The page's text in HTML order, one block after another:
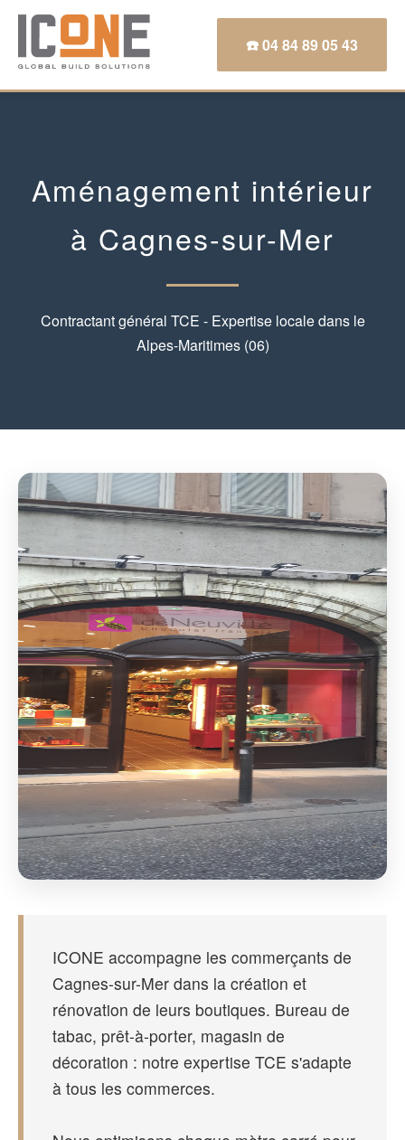
☎️ 04 84 89 05 43
Aménagement intérieur
à Cagnes-sur-Mer
Contractant général TCE - Expertise locale dans le
Alpes-Maritimes (06)
ICONE accompagne les commerçants de
Cagnes-sur-Mer dans la création et
rénovation de leurs boutiques. Bureau de
tabac, prêt-à-porter, magasin de
décoration : notre expertise TCE s'adapte
à tous les commerces.